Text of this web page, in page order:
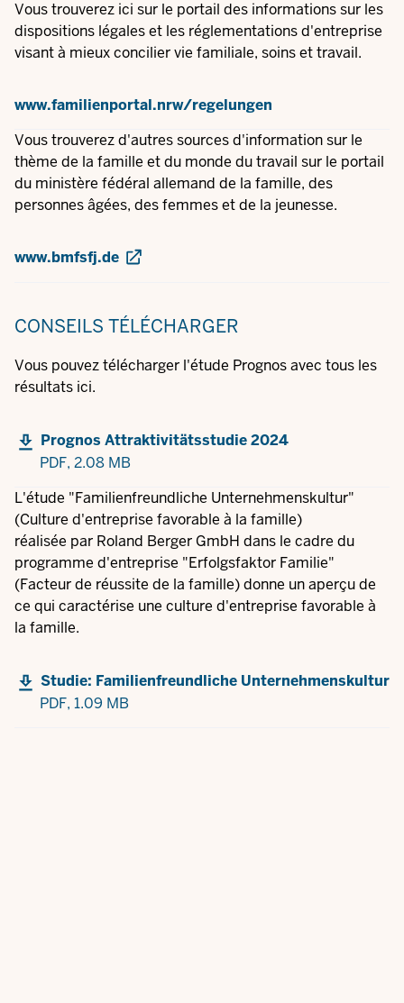
Vous trouverez ici sur le portail des informations sur les
dispositions légales et les réglementations d'entreprise
visant à mieux concilier vie familiale, soins et travail.
www.familienportal.nrw/regelungen
Vous trouverez d'autres sources d'information sur le
thème de la famille et du monde du travail sur le portail
du ministère fédéral allemand de la famille, des
personnes âgées, des femmes et de la jeunesse.
www.bmfsfj.de
CONSEILS TÉLÉCHARGER
Vous pouvez télécharger l'étude Prognos avec tous les
résultats ici.
Prognos Attraktivitätsstudie 2024
PDF, 2.08 MB
L'étude "Familienfreundliche Unternehmenskultur"
(Culture d'entreprise favorable à la famille)
réalisée par Roland Berger GmbH dans le cadre du
programme d'entreprise "Erfolgsfaktor Familie"
(Facteur de réussite de la famille) donne un aperçu de
ce qui caractérise une culture d'entreprise favorable à
la famille.
Studie: Familienfreundliche Unternehmenskultur
PDF, 1.09 MB